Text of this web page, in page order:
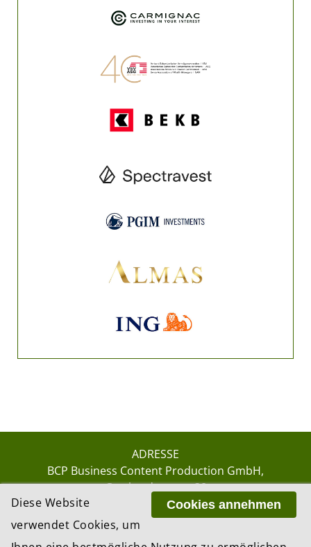
ADRESSE
BCP Business Content Production GmbH
Gotthardstrasse 38
8002 ZürichCookies annehmen
Diese Website
verwendet Cookies, um